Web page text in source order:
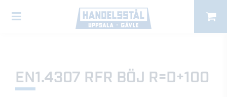
EN1.4307 RFR BÖJ R=D+100